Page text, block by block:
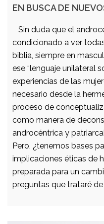
EN BUSCA DE
Sin duda que el
condicionado a ver
biblia, siempre en
ese “lenguaje unilateral
experiencias de las
necesario desde la
proceso de
como manera de
androcéntrica y
Pero, ¿tenemos bases
implicaciones éticas de
preparada para un
preguntas que trataré